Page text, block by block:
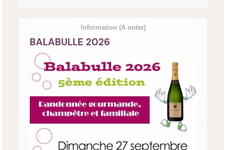
Information (A noter)
BALABULLE 2026